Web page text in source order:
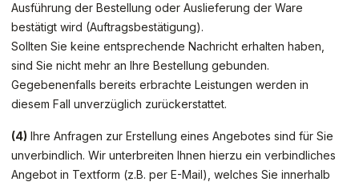
Ausführung der Bestellung oder Auslieferung der Ware
bestätigt wird (Auftragsbestätigung).
Sollten Sie keine entsprechende Nachricht erhalten haben,
sind Sie nicht mehr an Ihre Bestellung gebunden.
Gegebenenfalls bereits erbrachte Leistungen werden in
diesem Fall unverzüglich zurückerstattet.
(4) Ihre Anfragen zur Erstellung eines Angebotes sind für Sie
unverbindlich. Wir unterbreiten Ihnen hierzu ein verbindliches
Angebot in Textform (z.B. per E-Mail), welches Sie innerhalb